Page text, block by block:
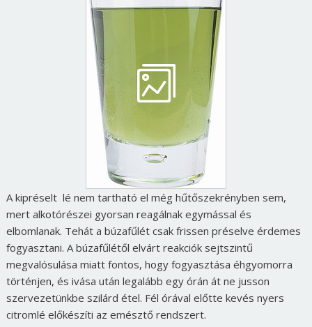
A kipréselt lé nem tartható el még hűtőszekrényben sem,
mert alkotórészei gyorsan reagálnak egymással és
elbomlanak. Tehát a búzafűlét csak frissen préselve érdemes
fogyasztani. A búzafűlétől elvárt reakciók sejtszintű
megvalósulása miatt fontos, hogy fogyasztása éhgyomorra
történjen, és ivása után legalább egy órán át ne jusson
szervezetünkbe szilárd étel. Fél órával előtte kevés nyers
citromlé előkészíti az emésztő rendszert.